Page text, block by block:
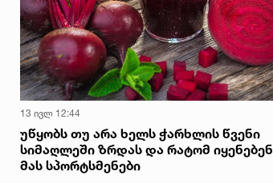
13 ივლ 12:44
უწყობს თუ არა ხელს ჭარხლის წვენი
სიმაღლეში ზრდას და რატომ იყენებენ
მას სპორტსმენები